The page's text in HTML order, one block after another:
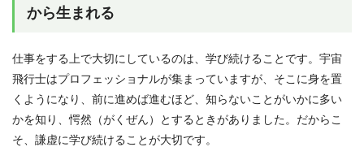
から生まれる
仕事をする上で大切にしているのは、学び続けることです。宇宙
飛行士はプロフェッショナルが集まっていますが、そこに身を置
くようになり、前に進めば進むほど、知らないことがいかに多い
かを知り、愕然（がくぜん）とするときがありました。だからこ
そ、謙虚に学び続けることが大切です。